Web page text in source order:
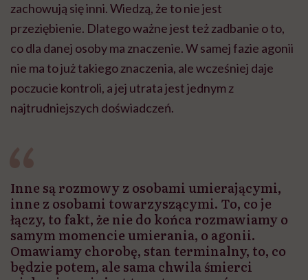
zachowują się inni. Wiedzą, że to nie jest
przeziębienie. Dlatego ważne jest też zadbanie o to,
co dla danej osoby ma znaczenie. W samej fazie agonii
nie ma to już takiego znaczenia, ale wcześniej daje
poczucie kontroli, a jej utrata jest jednym z
najtrudniejszych doświadczeń.
Inne są rozmowy z osobami umierającymi,
inne z osobami towarzyszącymi. To, co je
łączy, to fakt, że nie do końca rozmawiamy o
samym momencie umierania, o agonii.
Omawiamy chorobę, stan terminalny, to, co
będzie potem, ale sama chwila śmierci